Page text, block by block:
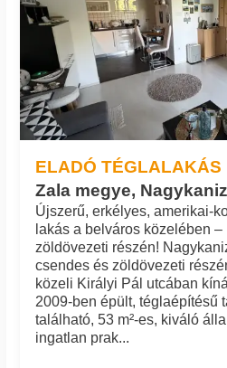
ELADÓ TÉGLALAKÁS
Zala megye,
Újszerű, erkélyes, amerikai-
lakás a belváros közelében
zöldövezeti részén!
csendes és zöldövezeti
közeli Királyi Pál utcában
2009-ben épült, téglaépítésű
található, 53 m²-es, kiváló
ingatlan prak...